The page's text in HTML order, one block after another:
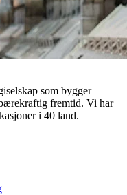
som bygger
fremtid. Vi har
i 40 land.